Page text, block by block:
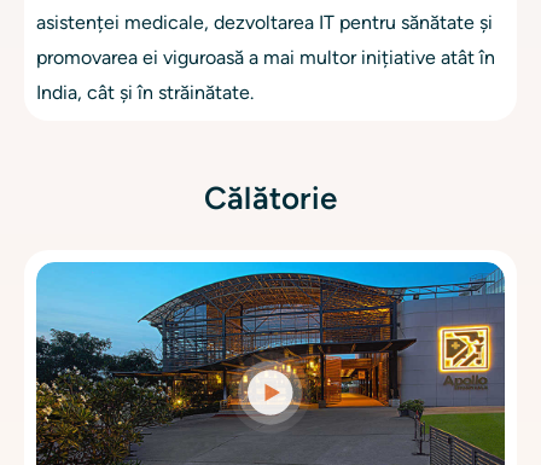
asistenței medicale, dezvoltarea IT pentru sănătate și
promovarea ei viguroasă a mai multor inițiative atât în ​​
India, cât și în străinătate.
Călătorie